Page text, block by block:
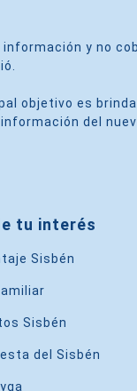
información y no
objetivo es
del
tu interés
Sisbén
Sisbén
del Sisbén